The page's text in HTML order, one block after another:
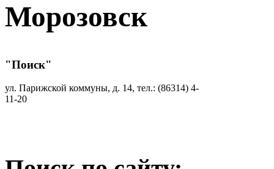
Морозовск
"Поиск"
ул. Парижской коммуны, д. 14, тел.: (86314) 4-
11-20